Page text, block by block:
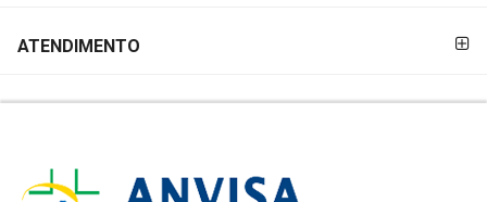
ATENDIMENTO